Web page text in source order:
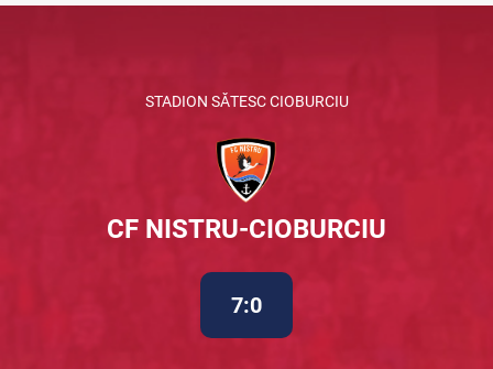
STADION SĂTESC CIOBURCIU
CF NISTRU-CIOBURCIU
7:0